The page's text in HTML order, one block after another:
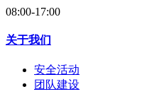
08:00-17:00
关于我们
安全活动
团队建设